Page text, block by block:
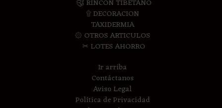
༃ RINCON TIBETANO
۩ DECORACION
TAXIDERMIA
۞ OTROS ARTICULOS
✂ LOTES AHORRO
Ir arriba
Contáctanos
Aviso Legal
Política de Privacidad